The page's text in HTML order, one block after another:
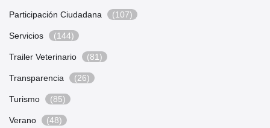
Participación Ciudadana (107)
Servicios (144)
Trailer Veterinario (81)
Transparencia (26)
Turismo (85)
Verano (48)